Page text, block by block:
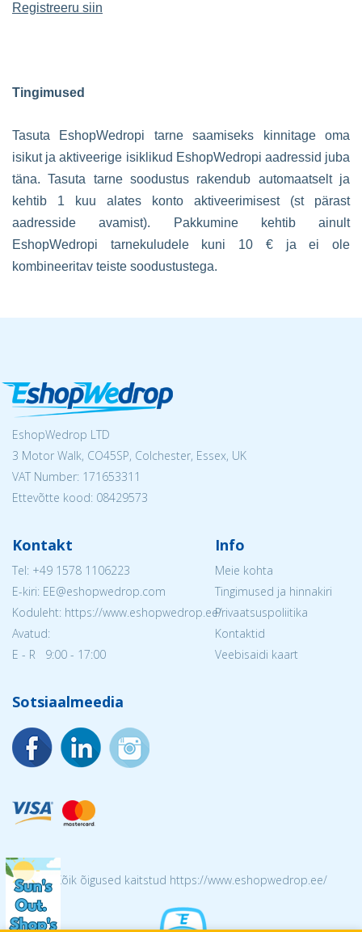
Registreeru siin
Tingimused
Tasuta EshopWedropi tarne saamiseks kinnitage oma
isikut ja aktiveerige isiklikud EshopWedropi aadressid juba
täna. Tasuta tarne soodustus rakendub automaatselt ja
kehtib 1 kuu alates konto aktiveerimisest (st pärast
aadresside avamist). Pakkumine kehtib ainult
EshopWedropi tarnekuludele kuni 10 € ja ei ole
kombineeritav teiste soodustustega.
EshopWedrop LTD
3 Motor Walk, CO45SP, Colchester, Essex, UK
VAT Number: 171653311
Ettevõtte kood: 08429573
Kontakt
Tel: +49 1578 1106223
E-kiri: EE@eshopwedrop.com
Koduleht: https://www.eshopwedrop.ee/
Avatud:
E - R 9:00 - 17:00
Info
Meie kohta
Tingimused ja hinnakiri
Privaatsuspoliitika
Kontaktid
Veebisaidi kaart
Sotsiaalmeedia
© 2026 Kõik õigused kaitstud https://www.eshopwedrop.ee/